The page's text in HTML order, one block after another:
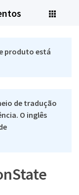
produto está
de tradução
O inglês